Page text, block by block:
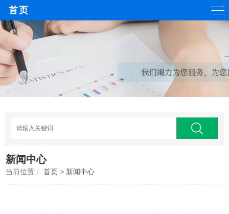
首页
新闻中心
当前位置：首页 > 新闻中心